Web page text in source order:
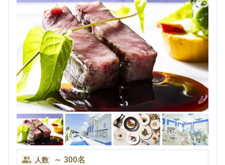
人数 ～ 300名